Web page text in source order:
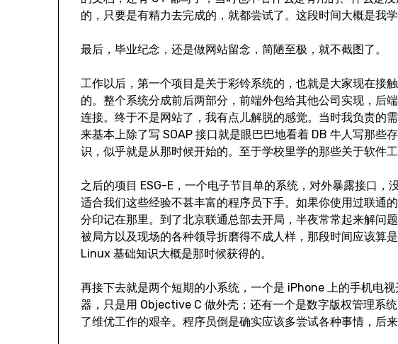
的，只要是有精力去完成的，就都尝试了。这段时间大概是我
最后，毕业纪念，还是做网站留念，简陋至极，就不截图了。
工作以后，第一个项目是关于彩铃系统的，也就是大家现在接
的。整个系统分成前后两部分，前端外包给其他公司实现，后
连接。终于不是网站了，我有点儿解脱的感觉。当时我负责的
来基本上除了写 SOAP 接口就是眼巴巴地看着 DB 牛人写那些
识，似乎就是从那时候开始的。至于学校里学的那些关于软件
之后的项目 ESG-E，一个电子节目单的系统，对外暴露接口，
适合我们这些经验不甚丰富的程序员下手。如果你使用过联通
分印记在那里。到了北京联通总部去开局，半夜常常起来解问
被局方以及现场的各种领导折磨得不成人样，那段时间应该算
Linux 基础知识大概是那时候获得的。
再接下去就是两个短期的小系统，一个是 iPhone 上的手机电
器，只是用 Objective C 做外壳；还有一个是数字版权管理系
了维优工作的艰辛。程序员倒是确实应该多尝试各种事情，后